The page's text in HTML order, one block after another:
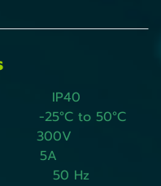
IP40
-25°C to 50°C
300V
5A
50 Hz